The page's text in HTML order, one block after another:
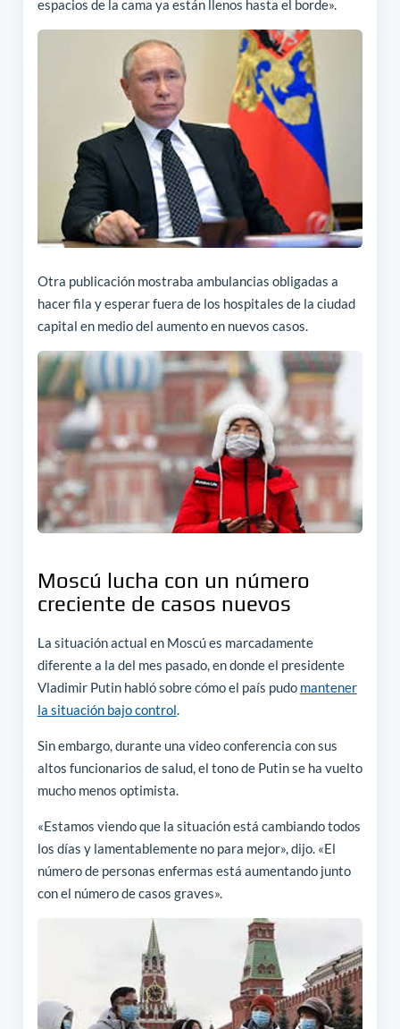
espacios de la cama ya están llenos hasta el borde».
Otra publicación mostraba ambulancias obligadas a
hacer fila y esperar fuera de los hospitales de la ciudad
capital en medio del aumento en nuevos casos.
Moscú lucha con un número
creciente de casos nuevos
La situación actual en Moscú es marcadamente
diferente a la del mes pasado, en donde el presidente
Vladimir Putin habló sobre cómo el país pudo mantener
la situación bajo control.
Sin embargo, durante una video conferencia con sus
altos funcionarios de salud, el tono de Putin se ha vuelto
mucho menos optimista.
«Estamos viendo que la situación está cambiando todos
los días y lamentablemente no para mejor», dijo. «El
número de personas enfermas está aumentando junto
con el número de casos graves».